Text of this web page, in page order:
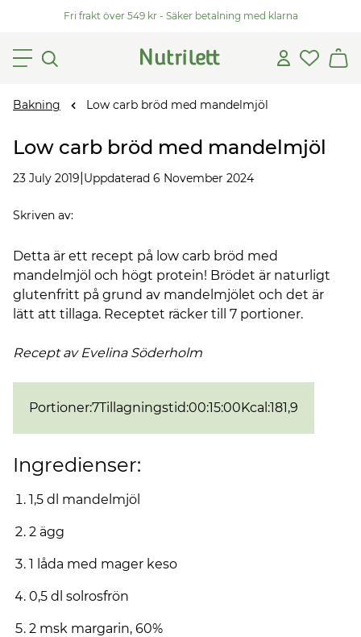
Fri frakt över 549 kr - Säker betalning med klarna
Bakning Low carb bröd med mandelmjöl
Low carb bröd med mandelmjöl
23 July 2019 Uppdaterad 6 November 2024
Skriven av:
Detta är ett recept på low carb bröd med
mandelmjöl och högt protein! Brödet är naturligt
glutenfritt på grund av mandelmjölet och det är
lätt att tillaga. Receptet räcker till 7 portioner.
Recept av Evelina Söderholm
Portioner:7Tillagningstid:00:15:00Kcal :181,9
Ingredienser:
1,5 dl mandelmjöl
2 ägg
1 låda med mager keso
0,5 dl solrosfrön
2 msk margarin, 60%